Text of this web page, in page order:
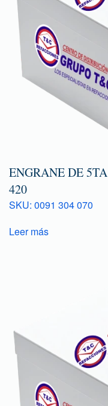
ENGRANE DE
420
SKU: 0091 304 070
Leer más